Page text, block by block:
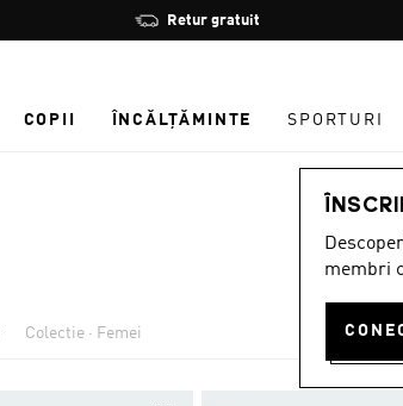
Oprește
rotația
Retur gratuit
COPII ÎNCĂLȚĂMINTE SPORTURI
membri
Colectie · Femei